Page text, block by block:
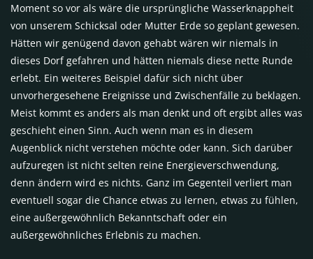
Moment so vor als wäre die ursprüngliche Wasserknappheit
von unserem Schicksal oder Mutter Erde so geplant gewesen.
Hätten wir genügend davon gehabt wären wir niemals in
dieses Dorf gefahren und hätten niemals diese nette Runde
erlebt. Ein weiteres Beispiel dafür sich nicht über
unvorhergesehene Ereignisse und Zwischenfälle zu beklagen.
Meist kommt es anders als man denkt und oft ergibt alles was
geschieht einen Sinn. Auch wenn man es in diesem
Augenblick nicht verstehen möchte oder kann. Sich darüber
aufzuregen ist nicht selten reine Energieverschwendung,
denn ändern wird es nichts. Ganz im Gegenteil verliert man
eventuell sogar die Chance etwas zu lernen, etwas zu fühlen,
eine außergewöhnlich Bekanntschaft oder ein
außergewöhnliches Erlebnis zu machen.